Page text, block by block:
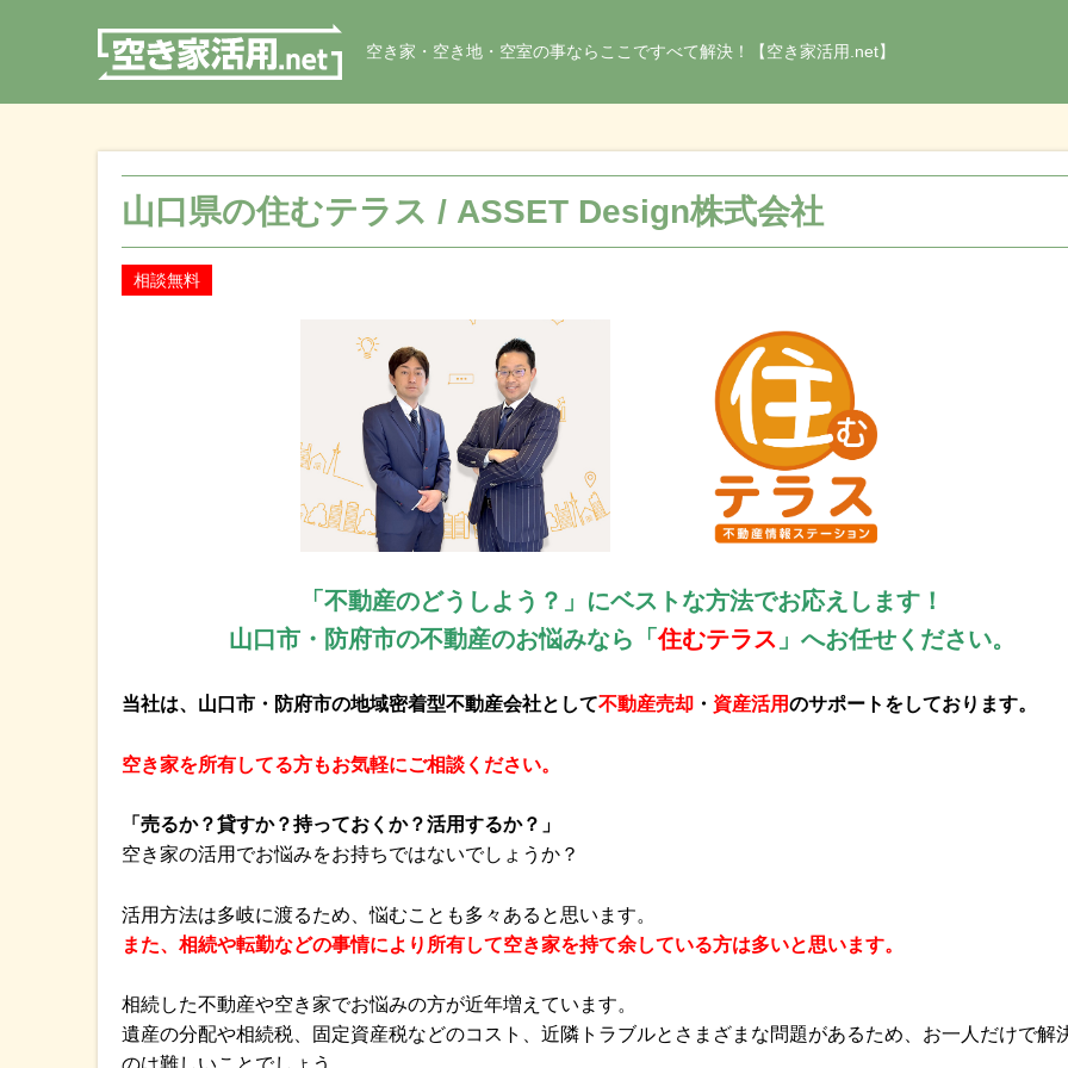
空き家・空き地・空室の事ならここですべて解決！【空き家活用.net】
山口県の住むテラス / ASSET Design株式会社
相談無料
「不動産のどうしよう？」にベストな方法でお応えします！
山口市・防府市の不動産のお悩みなら「住むテラス 」へお任せください。
当社は、山口市・防府市の地域密着型不動産会社として不動産売却 ・ 資産活用のサポートをしております。
空き家を所有してる方もお気軽にご相談ください。
「売るか？貸すか？持っておくか？活用するか？」
空き家の活用でお悩みをお持ちではないでしょうか？
活用方法は多岐に渡るため、悩むことも多々あると思います。
また、相続や転勤などの事情により所有して空き家を持て余している方は多いと思います。
相続した不動産や空き家でお悩みの方が近年増えています。
遺産の分配や相続税、固定資産税などのコスト、近隣トラブルとさまざまな問題があるため、お一人だけで解